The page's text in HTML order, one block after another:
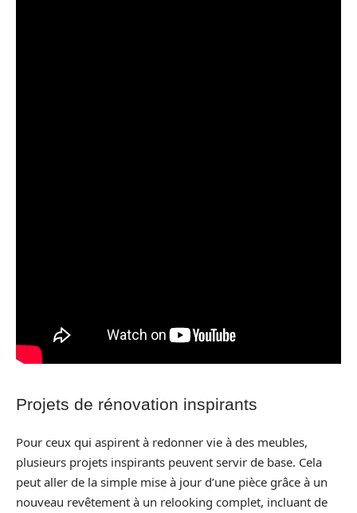
Projets de rénovation inspirants
Pour ceux qui aspirent à redonner vie à des meubles,
plusieurs projets inspirants peuvent servir de base. Cela
peut aller de la simple mise à jour d’une pièce grâce à un
nouveau revêtement à un relooking complet, incluant de